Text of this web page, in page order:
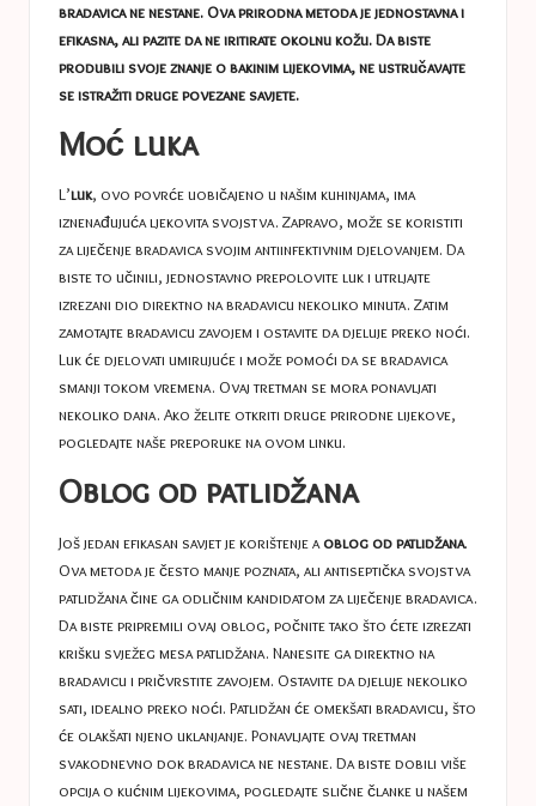
bradavica ne nestane. Ova prirodna metoda je jednostavna i
efikasna, ali pazite da ne iritirate okolnu kožu. Da biste
produbili svoje znanje o bakinim lijekovima, ne ustručavajte
se istražiti druge povezane savjete.
Moć luka
L’luk, ovo povrće uobičajeno u našim kuhinjama, ima
iznenađujuća ljekovita svojstva. Zapravo, može se koristiti
za liječenje bradavica svojim antiinfektivnim djelovanjem. Da
biste to učinili, jednostavno prepolovite luk i utrljajte
izrezani dio direktno na bradavicu nekoliko minuta. Zatim
zamotajte bradavicu zavojem i ostavite da djeluje preko noći.
Luk će djelovati umirujuće i može pomoći da se bradavica
smanji tokom vremena. Ovaj tretman se mora ponavljati
nekoliko dana. Ako želite otkriti druge prirodne lijekove,
pogledajte naše preporuke na ovom linku.
Oblog od patlidžana
Još jedan efikasan savjet je korištenje a oblog od patlidžana.
Ova metoda je često manje poznata, ali antiseptička svojstva
patlidžana čine ga odličnim kandidatom za liječenje bradavica.
Da biste pripremili ovaj oblog, počnite tako što ćete izrezati
krišku svježeg mesa patlidžana. Nanesite ga direktno na
bradavicu i pričvrstite zavojem. Ostavite da djeluje nekoliko
sati, idealno preko noći. Patlidžan će omekšati bradavicu, što
će olakšati njeno uklanjanje. Ponavljajte ovaj tretman
svakodnevno dok bradavica ne nestane. Da biste dobili više
opcija o kućnim lijekovima, pogledajte slične članke u našem